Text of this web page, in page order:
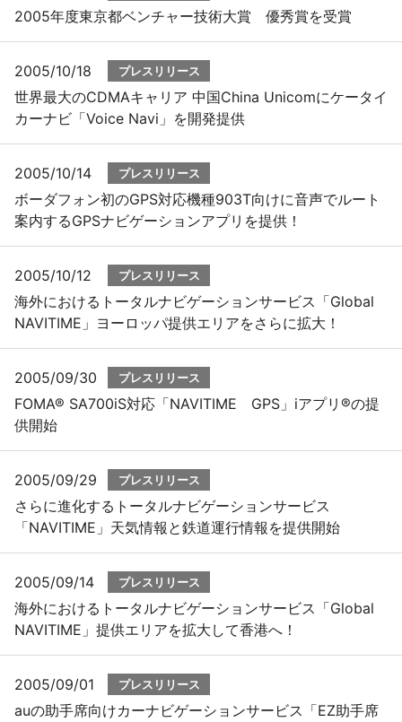
2005年度東京都ベンチャー技術大賞 優秀賞を受賞
2005/10/18 プレスリリース
世界最大のCDMAキャリア 中国China Unicomにケータイ
カーナビ「Voice Navi」を開発提供
2005/10/14 プレスリリース
ボーダフォン初のGPS対応機種903T向けに音声でルート
案内するGPSナビゲーションアプリを提供！
2005/10/12 プレスリリース
海外におけるトータルナビゲーションサービス「Global
NAVITIME」ヨーロッパ提供エリアをさらに拡大！
2005/09/30 プレスリリース
FOMA® SA700iS対応「NAVITIME GPS」iアプリ®の提
供開始
2005/09/29 プレスリリース
さらに進化するトータルナビゲーションサービス
「NAVITIME」天気情報と鉄道運行情報を提供開始
2005/09/14 プレスリリース
海外におけるトータルナビゲーションサービス「Global
NAVITIME」提供エリアを拡大して香港へ！
2005/09/01 プレスリリース
auの助手席向けカーナビゲーションサービス「EZ助手席